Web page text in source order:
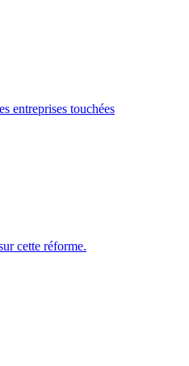
entreprises touchées
cette réforme.